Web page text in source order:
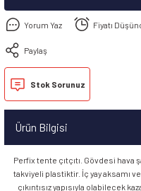
Yorum Yaz Fiyatı
Paylaş
Stok Sorunuz
Ürün Bilgisi
Perfix tente çıtçıtı. Gövdesi hava
takviyeli plastiktir. İç yay aksamı
çıkıntısız yapısıyla olabilecek